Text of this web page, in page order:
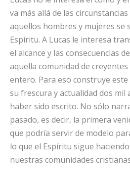
va más allá de las
aquellos hombres y mujeres se
Espíritu. A Lucas le interesa
el alcance y las consecuencias
aquella comunidad de
entero. Para eso construye
su frescura y actualidad dos mil
haber sido escrito. No sólo
pasado, es decir, la primera
que podría servir de modelo
lo que el Espíritu sigue
nuestras comunidades